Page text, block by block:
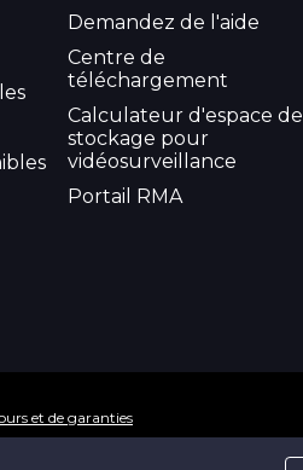
Demandez de l'aide
Centre de
téléchargement
Calculateur d'espace de
stockage pour
vidéosurveillance
Portail RMA
et de garanties